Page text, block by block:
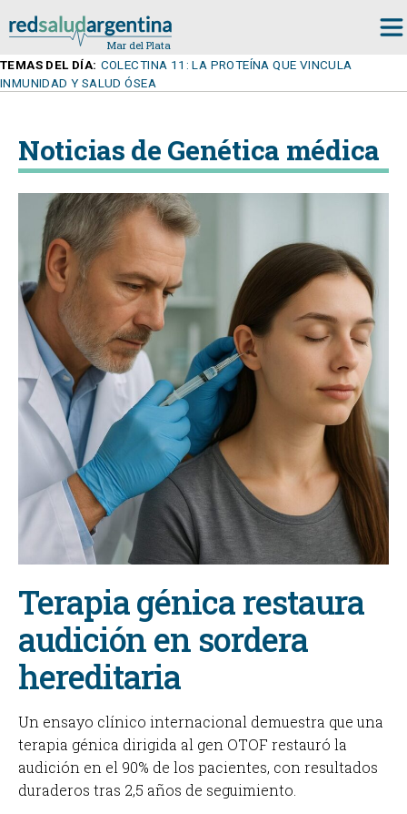
TEMAS DEL DÍA: COLECTINA 11: LA PROTEÍNA QUE VINCULA
INMUNIDAD Y SALUD ÓSEA
Noticias de Genética médica
Terapia génica restaura
audición en sordera
hereditaria
Un ensayo clínico internacional demuestra que una
terapia génica dirigida al gen OTOF restauró la
audición en el 90% de los pacientes, con resultados
duraderos tras 2,5 años de seguimiento.